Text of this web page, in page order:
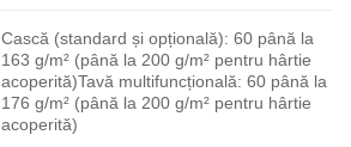
Cască (standard și opțională): 60 până la
163 g/m² (până la 200 g/m² pentru hârtie
acoperită)Tavă multifuncțională: 60 până la
176 g/m² (până la 200 g/m² pentru hârtie
acoperită)